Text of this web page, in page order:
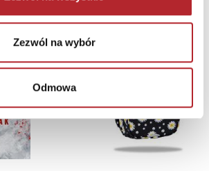
Zezwól na wybór
Odmowa
TOP 100